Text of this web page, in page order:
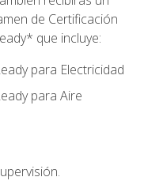
de Certificación
que incluye:
para Electricidad
para Aire